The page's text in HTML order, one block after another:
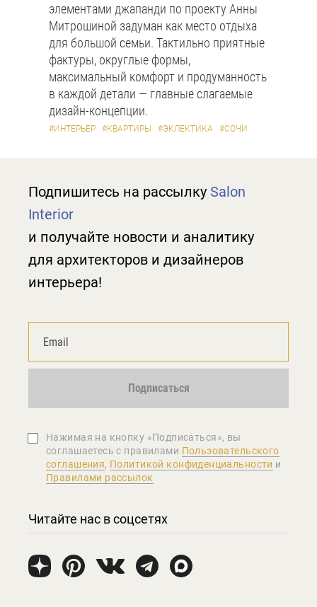
элементами джапанди по проекту Анны
Митрошиной задуман как место отдыха
для большой семьи. Тактильно приятные
фактуры, округлые формы,
максимальный комфорт и продуманность
в каждой детали — главные слагаемые
дизайн-концепции.
#ИНТЕРЬЕР #КВАРТИРЫ #ЭКЛЕКТИКА #СОЧИ
Подпишитесь на рассылку Salon
Interior
и получайте новости и аналитику
для архитекторов и дизайнеров
интерьера!
Подписаться
Нажимая на кнопку «Подписаться», вы
соглашаетеcь с правилами Пользовательского
соглашения, Политикой конфиденциальности и
Правилами рассылок
Читайте нас в соцсетях